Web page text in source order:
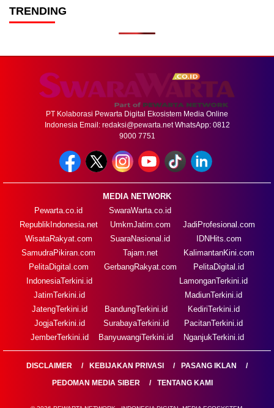
TRENDING
PT Kolaborasi Pewarta Digital Ekosistem Media Online
Indonesia Email: redaksi@pewarta.netWhatsApp: 0812
9000 7751
MEDIA NETWORK
Pewarta.co.id
RepublikIndonesia.net
WisataRakyat.com
SamudraPikiran.com
PelitaDigital.com
SwaraWarta.co.id
UmkmJatim.com
SuaraNasional.id
Tajam.net
GerbangRakyat.com
JadiProfesional.com
IDNHits.com
KalimantanKini.com
PelitaDigital.id
IndonesiaTerkini.id
JatimTerkini.id
JatengTerkini.id
JogjaTerkini.id
JemberTerkini.id
BandungTerkini.id
SurabayaTerkini.id
BanyuwangiTerkini.id
LamonganTerkini.id
MadiunTerkini.id
KediriTerkini.id
PacitanTerkini.id
NganjukTerkini.id
DISCLAIMER KEBIJAKAN PRIVASI
PASANG IKLAN
PEDOMAN MEDIA SIBER
TENTANG KAMI